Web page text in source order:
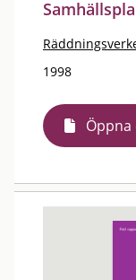
1998